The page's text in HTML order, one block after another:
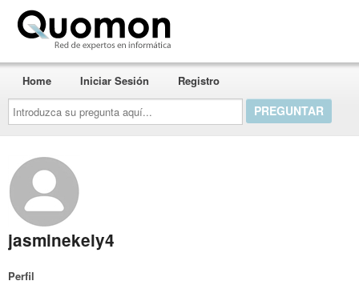
Introduzca
su
pregunta
aquí...
Home Iniciar Sesión Registro
jasminekely4
Perfil